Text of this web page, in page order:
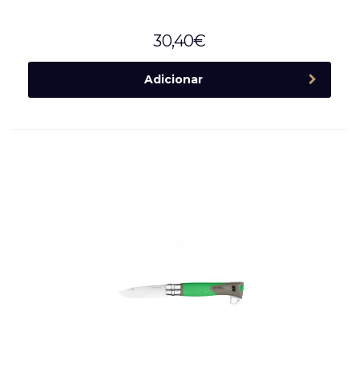
30,40€
Adicionar